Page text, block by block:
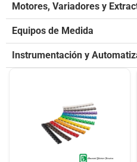
Motores, Variadores y
Equipos de Medida
Instrumentación y